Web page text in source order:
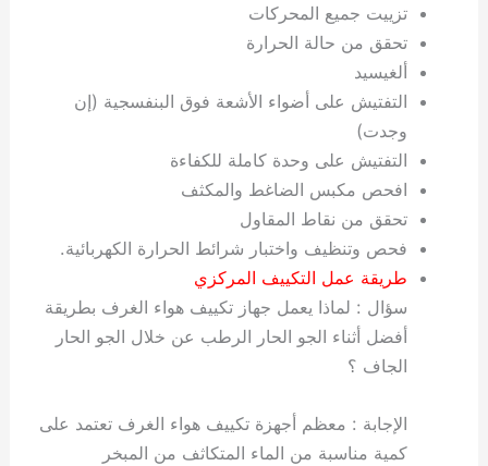
تزييت جميع المحركات
تحقق من حالة الحرارة
ألغيسيد
التفتيش على أضواء الأشعة فوق البنفسجية (إن
وجدت)
التفتيش على وحدة كاملة للكفاءة
افحص مكبس الضاغط والمكثف
تحقق من نقاط المقاول
فحص وتنظيف واختبار شرائط الحرارة الكهربائية.
طريقة عمل التكييف المركزي
سؤال : لماذا يعمل جهاز تكييف هواء الغرف بطريقة
أفضل أثناء الجو الحار الرطب عن خلال الجو الحار
الجاف ؟
الإجابة : معظم أجهزة تكييف هواء الغرف تعتمد على
كمية مناسبة من الماء المتكاثف من المبخر